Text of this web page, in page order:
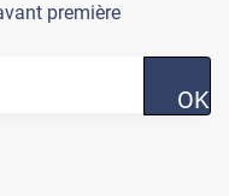
première
OK